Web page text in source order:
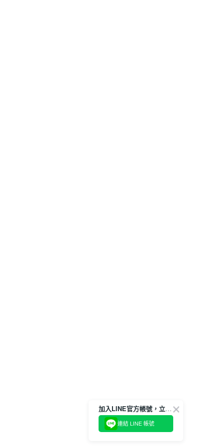
加入LINE官方帳號，立即獲得$100購物金!
連結 LINE 帳號